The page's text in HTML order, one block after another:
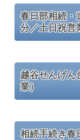
春日部相続・
分／土日祝営
越谷せんげん
業）
相続手続き春